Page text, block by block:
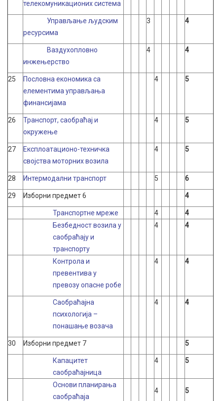
телекомуникационих система
Управљање људским
ресурсима
3 4
Ваздухопловно
инжењерство
4 4
25
Пословна економика са
елементима управљања
финансијама
4 5
26
Транспорт, саобраћај и
окружење
4 5
27
Експлоатационо-техничка
својства моторних возила
4 5
28 Интермодални транспорт 5 6
29 Изборни предмет 6 4
Транспортне мреже 4
4
Безбедност возила у
саобраћају и
транспорту
4 4
Контрола и
превентива у
превозу опасне робе
4 4
Саобраћајна
психологија –
понашање возача
4 4
30 Изборни предмет 7 5
Капацитет
саобраћајница
4 5
Основи планирања
саобраћаја
4 5